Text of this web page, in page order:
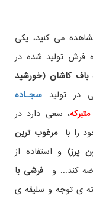
می کنید، یکی
تولید شده در
کاشان (خورشید
در تولید سجـاده
، سعی دارد در
را بامرغوب ترین
پرز) و استفاده از
کند... و فرشی با
ی توجه و سلیقه ی